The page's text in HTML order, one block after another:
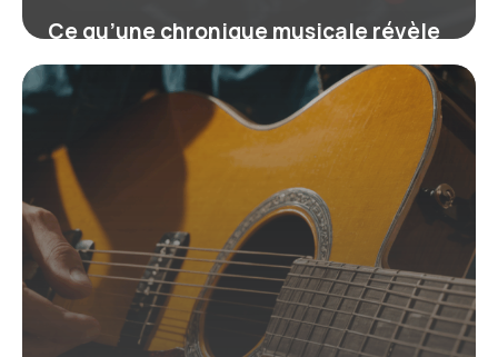
Ce qu’une chronique musicale révèle
sur l’univers sonore actuel
18 juin 2026